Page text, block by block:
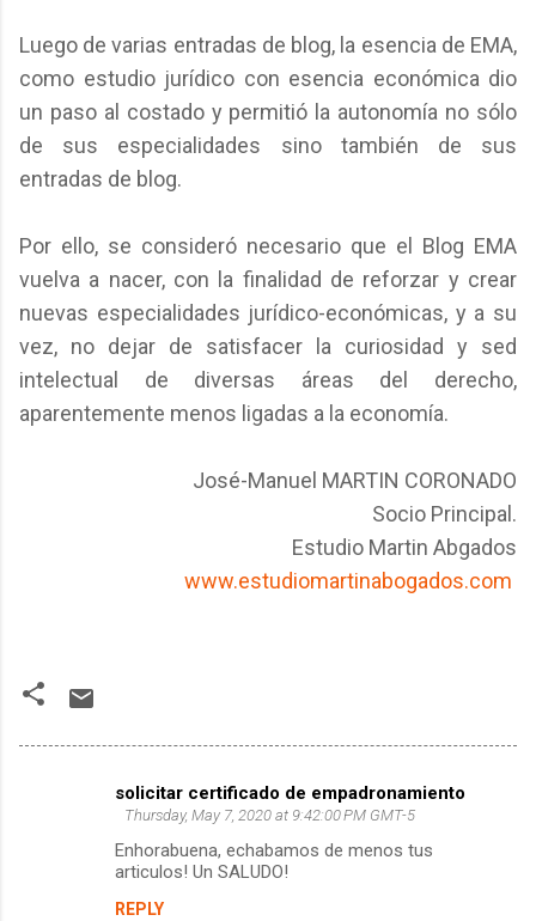
Luego de varias entradas de blog, la esencia de EMA,
como estudio jurídico con esencia económica dio
un paso al costado y permitió la autonomía no sólo
de sus especialidades sino también de sus
entradas de blog.
Por ello, se consideró necesario que el Blog EMA
vuelva a nacer, con la finalidad de reforzar y crear
nuevas especialidades jurídico-económicas, y a su
vez, no dejar de satisfacer la curiosidad y sed
intelectual de diversas áreas del derecho,
aparentemente menos ligadas a la economía.
José-Manuel MARTIN CORONADO
Socio Principal.
Estudio Martin Abgados
www.estudiomartinabogados.com
solicitar certificado de empadronamiento
Thursday, May 7, 2020 at 9:42:00 PM GMT-5
Enhorabuena, echabamos de menos tus
articulos! Un SALUDO!
REPLY